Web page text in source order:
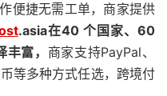
便捷无需工单，商家提供
.asia在40 个国家、60
富， 商家支持PayPal、
等多种方式任选，跨境付